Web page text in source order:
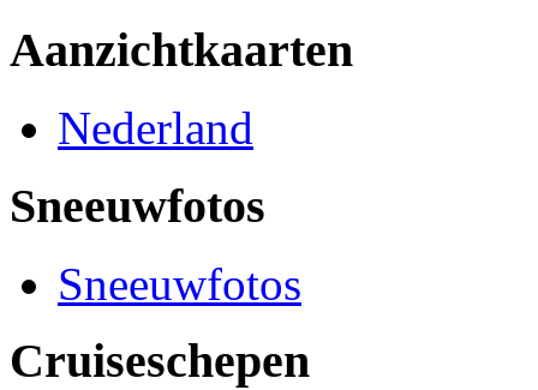
Aanzichtkaarten
Nederland
Sneeuwfotos
Sneeuwfotos
Cruiseschepen